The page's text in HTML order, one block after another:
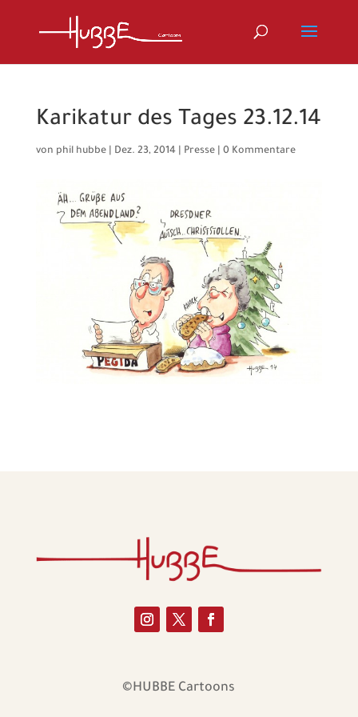
Karikatur des Tages 23.12.14
von phil hubbe| Dez. 23, 2014| Presse| 0 Kommentare
©HUBBE Cartoons